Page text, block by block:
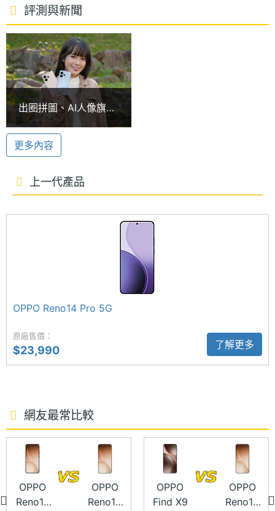
器，提供 12GB RAM / 512GB ROM 規格版本，支援
eSIM、Wi-Fi 6、藍牙 5.4、NFC 等功能；導入 AI 奈
米多重散熱系統，主打奈米流體強化散熱、冰封石墨
散熱以及 AI 溫控算法，控制機身溫度、提升核心運行
穩定性；針對通訊部分，新增側邊天線搭配網路低時
延引擎，搭配通訊增強晶片、Wi-Fi 加速晶片，網路更
高速、穩定。續航方面，配備 6,500mAh 大容量電
池，支援 80W SUPERVOOC 超級閃充。
AI 通話翻譯與語音摘記
OPPO Reno15 Pro Max 同樣搭載全新「超級工具
箱」，全面提升日常溝通與工作效率，讓手機更像智
慧助理。新增的 AI 通話翻譯、AI 通話摘要與 AI 語音
摘記，可即時掌握跨語言對話內容，讓會議記錄與日
常整理更省時省力。內建 Gemini Live 智慧對話應
或缺的數位夥伴。此外還支援動態景深桌布、AI 實景
對話與跨系統實況照片互傳等多項實用功能。
OPPO Reno15 Pro Max 後置三鏡頭主相機，分別採
用 2 億畫素 OIS 主鏡頭 + 5,000 萬畫素超廣角鏡頭 +
5,000 萬畫素 3.5 倍潛望式長焦鏡頭，具備超清晰暗
光影像系統，在低光源環境下能自動提升亮部細節並
保留暗部層次，讓夜拍畫面依然清晰純淨；同時支援
處理器
核心數
8
圖形處
理器
Mali-G720 MC7
RAM記
憶體
12 GB
記憶體
格式
ROM儲
512 GB
主螢幕
尺寸
解析度
主螢幕
像素密
450 ppi
主螢幕
1800 nits
評測與新聞
出圈拼圖、AI人像旗
艦！OPPO Reno15
Pro與Reno15 Pro
Max開箱體驗
更多內容
上一代產品
OPPO Reno14 Pro 5G
原廠售價：
$23,990 了解更多
網友最常比較
OPPO
Reno15
OPPO
Reno15
OPPO
Find X9
OPPO
Reno15